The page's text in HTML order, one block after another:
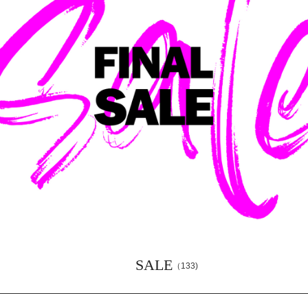
SALE （133)